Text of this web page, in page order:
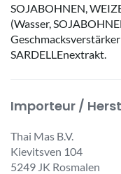
SOJABOHNEN,
(Wasser,
SARDELLEnextrakt.
Importeur /
Thai Mas B.V.
Kievitsven 104
5249 JK Rosmalen